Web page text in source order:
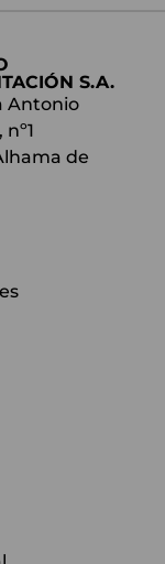
S.A.
Antonio
de